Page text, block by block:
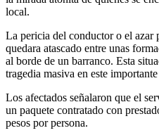
local.
La pericia del conductor o el azar
quedara atascado entre unas
al borde de un barranco. Esta
tragedia masiva en este
Los afectados señalaron que el
un paquete contratado con
pesos por persona.